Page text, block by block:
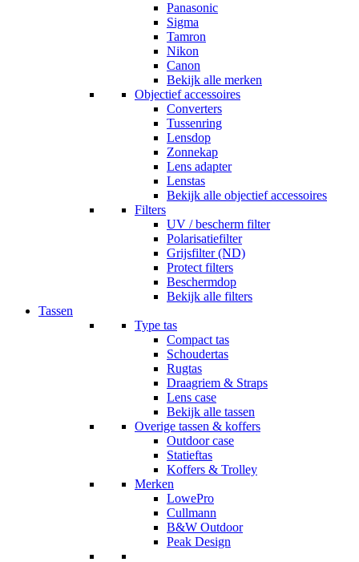
Panasonic
Sigma
Tamron
Nikon
Canon
Bekijk alle merken
Objectief accessoires
Converters
Tussenring
Lensdop
Zonnekap
Lens adapter
Lenstas
Bekijk alle objectief accessoires
Filters
UV / bescherm filter
Polarisatiefilter
Grijsfilter (ND)
Protect filters
Beschermdop
Bekijk alle filters
Tassen
Type tas
Compact tas
Schoudertas
Rugtas
Draagriem & Straps
Lens case
Bekijk alle tassen
Overige tassen & koffers
Outdoor case
Statieftas
Koffers & Trolley
Merken
LowePro
Cullmann
B&W Outdoor
Peak Design